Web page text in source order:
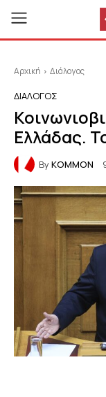
Αρχική Διάλογος
ΔΙΆΛΟΓΟΣ
Ελλάδας.
ByKOMMON